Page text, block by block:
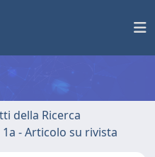
della Ricerca
1a - Articolo su rivista